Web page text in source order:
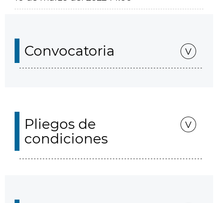
Convocatoria
Pliegos de
condiciones